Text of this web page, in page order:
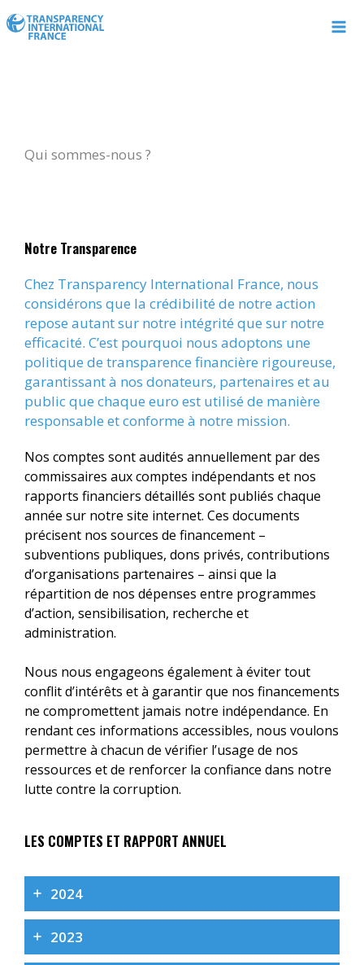
au
Qui sommes-nous ?
Notre Transparence
Chez Transparency International France, nous
considérons que la crédibilité de notre action
repose autant sur notre intégrité que sur notre
efficacité. C’est pourquoi nous adoptons une
politique de transparence financière rigoureuse,
garantissant à nos donateurs, partenaires et au
public que chaque euro est utilisé de manière
responsable et conforme à notre mission.
Nos comptes sont audités annuellement par des
commissaires aux comptes indépendants et nos
rapports financiers détaillés sont publiés chaque
année sur notre site internet. Ces documents
précisent nos sources de financement –
subventions publiques, dons privés, contributions
d’organisations partenaires – ainsi que la
répartition de nos dépenses entre programmes
d’action, sensibilisation, recherche et
administration.
Nous nous engageons également à éviter tout
conflit d’intérêts et à garantir que nos financements
ne compromettent jamais notre indépendance. En
rendant ces informations accessibles, nous voulons
permettre à chacun de vérifier l’usage de nos
ressources et de renforcer la confiance dans notre
lutte contre la corruption.
LES COMPTES ET RAPPORT ANNUEL
2024
2023